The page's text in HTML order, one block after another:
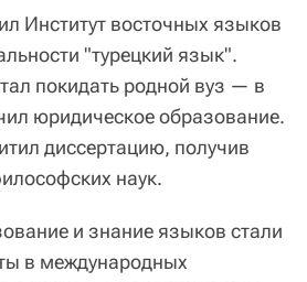
Институт восточных языков
"турецкий язык".
покидать родной вуз — в
юридическое образование.
диссертацию, получив
наук.
и знание языков стали
в международных